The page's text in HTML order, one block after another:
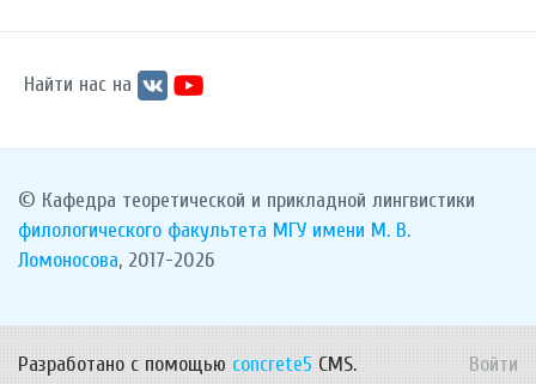
Найти нас на
© Кафедра теоретической и прикладной лингвистики
филологического факультета МГУ имени М. В.
Ломоносова, 2017-2026
Разработано с помощью concrete5 CMS. Войти